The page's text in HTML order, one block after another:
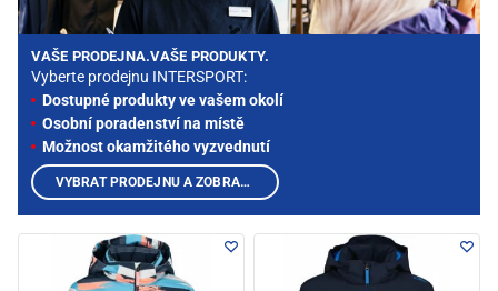
VAŠE PRODEJNA.VAŠE PRODUKTY.
Vyberte prodejnu INTERSPORT:
Dostupné produkty ve vašem okolí
Osobní poradenství na místě
Možnost okamžitého vyzvednutí
VYBRAT PRODEJNU A ZOBRAZIT PRODUKTY